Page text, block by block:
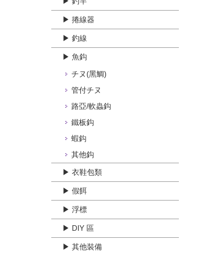
▶ 捲線器
▶ 釣線
▶ 魚鈎
チヌ(黑鯛)
管付チヌ
路亞/軟蟲鈎
鐵板鈎
蝦鈎
其他鈎
▶ 衣鞋包類
▶ 假餌
▶ 浮標
▶ DIY 區
▶ 其他裝備